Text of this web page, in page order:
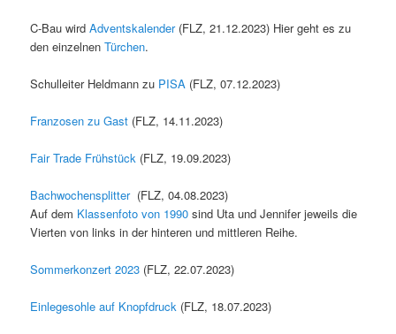
C-Bau wirdAdventskalender(FLZ, 21.12.2023) Hier geht es zu
den einzelnenTürchen.
Schulleiter Heldmann zu PISA (FLZ, 07.12.2023)
Franzosen zu Gast (FLZ, 14.11.2023)
Fair Trade Frühstück (FLZ, 19.09.2023)
Bachwochensplitter (FLZ, 04.08.2023)
Auf dem Klassenfoto von 1990 sind Uta und Jennifer jeweils die
Vierten von links in der hinteren und mittleren Reihe.
Sommerkonzert 2023 (FLZ, 22.07.2023)
Einlegesohle auf Knopfdruck (FLZ, 18.07.2023)